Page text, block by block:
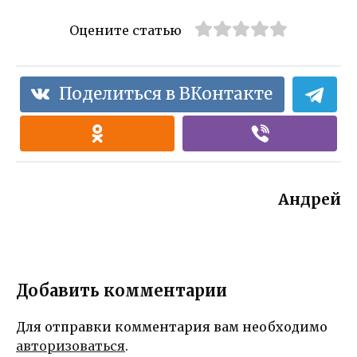
Оцените статью
Поделиться в ВКонтакте
Андрей
Добавить комментарии
Для отправки комментария вам необходимо
авторизоваться.